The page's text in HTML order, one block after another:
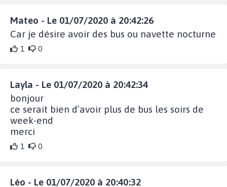
Mateo - Le 01/07/2020 à 20:42:26
Car je désire avoir des bus ou navette nocturne
1 0
Layla - Le 01/07/2020 à 20:42:34
bonjour
ce serait bien d’avoir plus de bus les soirs de
week-end
merci
1 0
Léo - Le 01/07/2020 à 20:40:32